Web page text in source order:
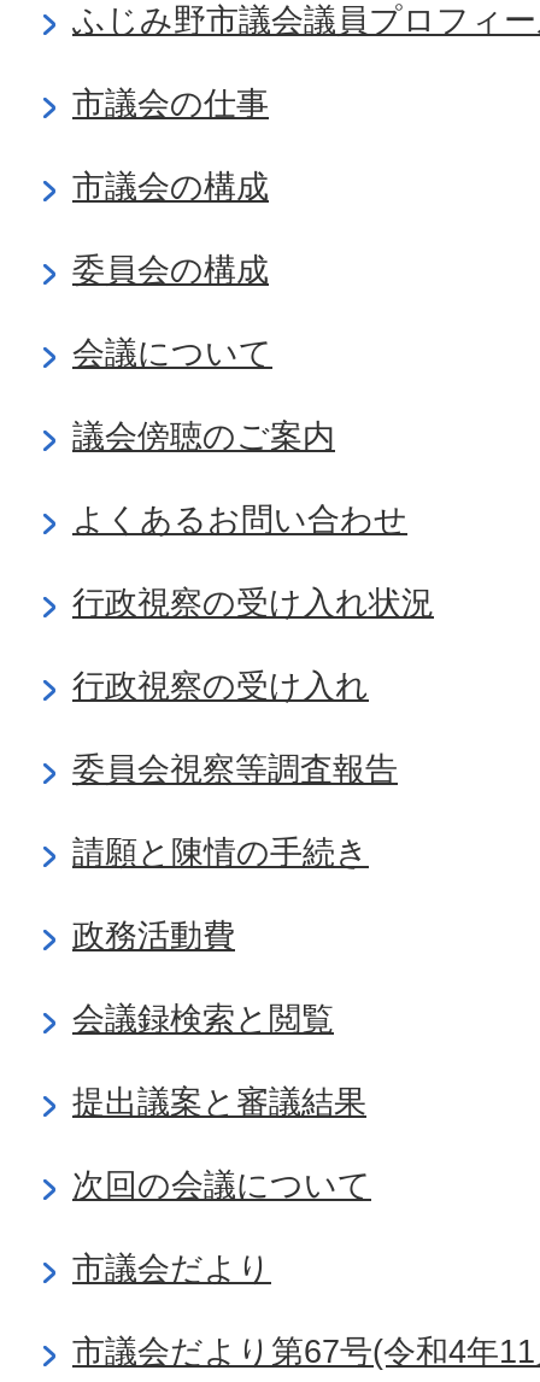
ふじみ野市議会議員プロフィ
市議会の仕事
市議会の構成
委員会の構成
会議について
議会傍聴のご案内
よくあるお問い合わせ
行政視察の受け入れ状況
行政視察の受け入れ
委員会視察等調査報告
請願と陳情の手続き
政務活動費
会議録検索と閲覧
提出議案と審議結果
次回の会議について
市議会だより
市議会だより第67号(令和4年